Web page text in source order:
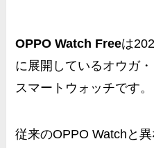
OPPO Watch Freeは
に展開しているオウガ
スマートウォッチです。
従来のOPPO Watchと